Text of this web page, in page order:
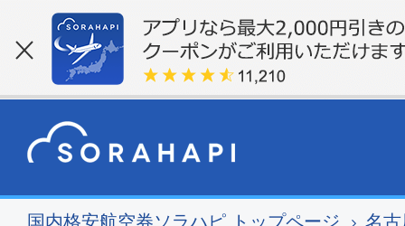
国内格安航空券ソラハピ トップページ 名